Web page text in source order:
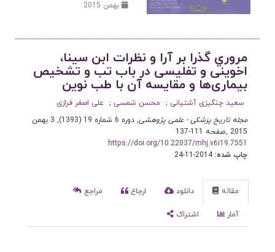
بهمن 2015
مروري گذرا بر آرا و نظرات ابن سینا،
اخوینی و تفلیسی در باب تب و تشخیص
بیماری‌ها و مقایسه آن با طب نوین
سعید چنگیزی آشتیانی محسن شمسی
علی اصغر فرازی
مجله تاریخ پزشکی - علمی پژوهشی
, دوره 6 شماره 19 (1393), 3 بهمن
2015
,صفحه 111-137
https://doi.org/10.22037/mhj.v6i19.7551
چاپ شده:2014-11-24
مقاله دانلود ارجاع مراجع
آمار اشتراک